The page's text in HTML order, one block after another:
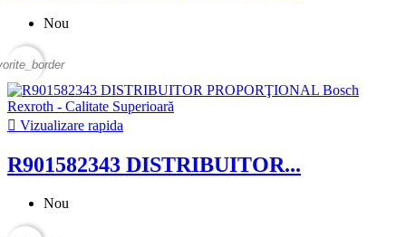
Nou
 Vizualizare rapida
R901582343 DISTRIBUITOR...
Nou